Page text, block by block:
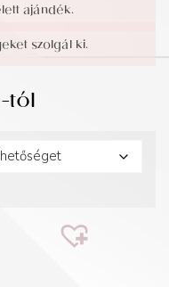
ajándék.
szolgál ki.
-tól